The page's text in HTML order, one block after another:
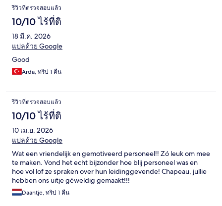
รีวิวที่ตรวจสอบแล้ว
10/10 ไร้ที่ติ
18 มี.ค. 2026
แปลด้วย Google
Good
Arda, ทริป 1 คืน
รีวิวที่ตรวจสอบแล้ว
10/10 ไร้ที่ติ
10 เม.ย. 2026
แปลด้วย Google
Wat een vriendelijk en gemotiveerd personeel!! Zó leuk om mee
te maken. Vond het echt bijzonder hoe blij personeel was en
hoe vol lof ze spraken over hun leidinggevende! Chapeau, jullie
hebben ons uitje géweldig gemaakt!!!
Daantje, ทริป 1 คืน